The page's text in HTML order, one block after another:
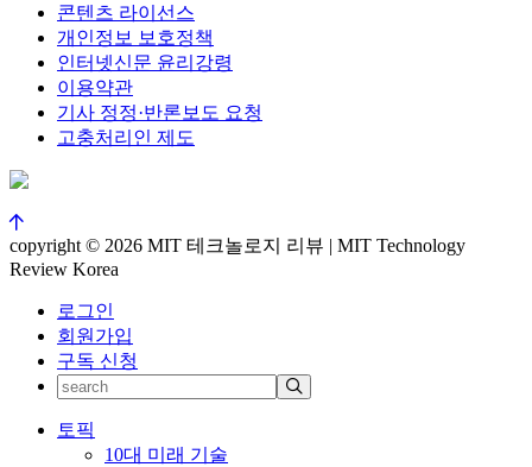
콘텐츠 라이선스
개인정보 보호정책
인터넷신문 윤리강령
이용약관
기사 정정·반론보도 요청
고충처리인 제도
copyright © 2026 MIT 테크놀로지 리뷰 | MIT Technology
Review Korea
로그인
회원가입
구독 신청
토픽
10대 미래 기술